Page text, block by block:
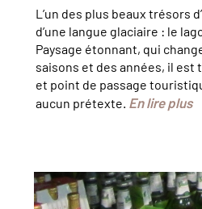
L’un des plus beaux trésors
d’une langue glaciaire : le
Paysage étonnant, qui
saisons et des années, il est
et point de passage
aucun prétexte. En lire plus